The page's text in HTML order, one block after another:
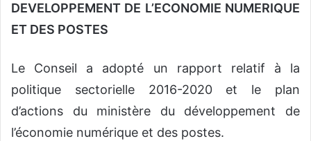
DEVELOPPEMENT DE L’ECONOMIE NUMERIQUE
ET DES POSTES
Le Conseil a adopté un rapport relatif à la
politique sectorielle 2016-2020 et le plan
d’actions du ministère du développement de
l’économie numérique et des postes.